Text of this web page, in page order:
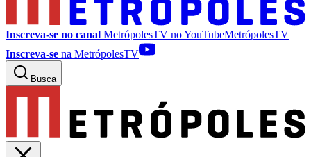
Inscreva-se no canal MetrópolesTV noYouTubeMetrópolesTV
Inscreva-se na MetrópolesTV
Busca